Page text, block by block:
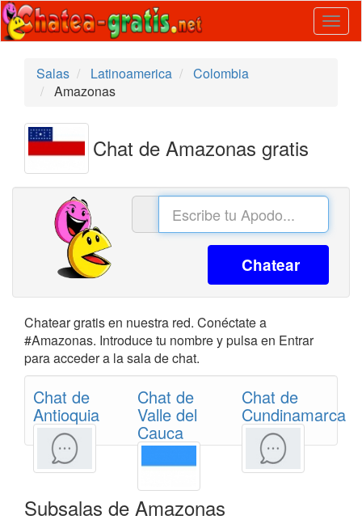
Salas
Latinoamerica
Colombia
Amazonas
Chat de Amazonas gratis
Chatear
Chatear gratis en nuestra red. Conéctate a
#Amazonas. Introduce tu nombre y pulsa en Entrar
para acceder a la sala de chat.
Chat de
Antioquia
Chat de
Valle del
Cauca
Chat de
Cundinamarca
Subsalas de Amazonas